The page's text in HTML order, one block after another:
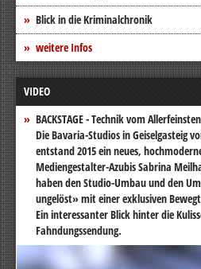
Blick in die Kriminalchronik
weitere Infos
VIDEO
BACKSTAGE - Technik vom Allerfeinsten
Die Bavaria-Studios in Geiselgasteig
entstand 2015 ein neues,
Mediengestalter-Azubis Sabrina
haben den Studio-Umbau und den
ungelöst» mit einer exklusiven
Ein interessanter Blick hinter die
Fahndungssendung.
Video-
Player